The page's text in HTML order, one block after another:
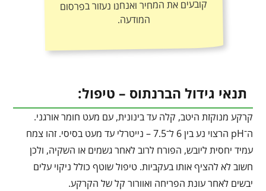
המודעה.
תנאי גידול הברנתוס – טיפול:
קרקע מנוקזת היטב, קלה עד בינונית, עם מעט חומר אורגני.
ה־pH הרצוי נע בין 6 ל־7.5 – נייטרלי עד מעט בסיסי. זהו צמח
עמיד יחסית ליובש, הפורח לרוב לאחר גשמים או השקיה, ולכן
חשוב לא להציף אותו בעקביות. טיפול שוטף כולל ניקוי עלים
יבשים לאחר עונת הפריחה ואוורור קל של הקרקע.